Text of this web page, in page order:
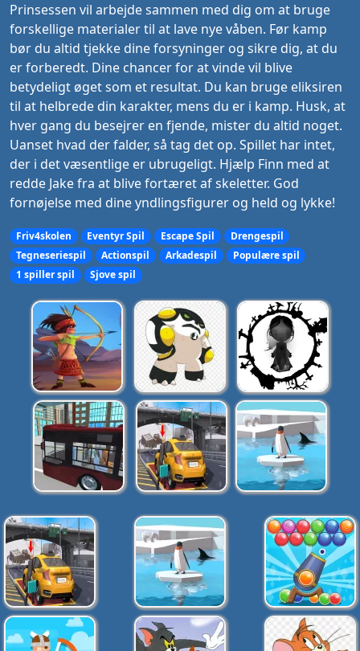
Prinsessen vil arbejde sammen med dig om at bruge
forskellige materialer til at lave nye våben. Før kamp
bør du altid tjekke dine forsyninger og sikre dig, at du
er forberedt. Dine chancer for at vinde vil blive
betydeligt øget som et resultat. Du kan bruge eliksiren
til at helbrede din karakter, mens du er i kamp. Husk, at
hver gang du besejrer en fjende, mister du altid noget.
Uanset hvad der falder, så tag det op. Spillet har intet,
der i det væsentlige er ubrugeligt. Hjælp Finn med at
redde Jake fra at blive fortæret af skeletter. God
fornøjelse med dine yndlingsfigurer og held og lykke!
Friv4skolen Eventyr Spil Escape Spil
Drengespil
Tegneseriespil
Actionspil Arkadespil
Populære spil
1 spiller spil
Sjove spil